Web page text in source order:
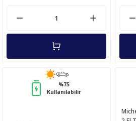
%75
Kullanılabilir